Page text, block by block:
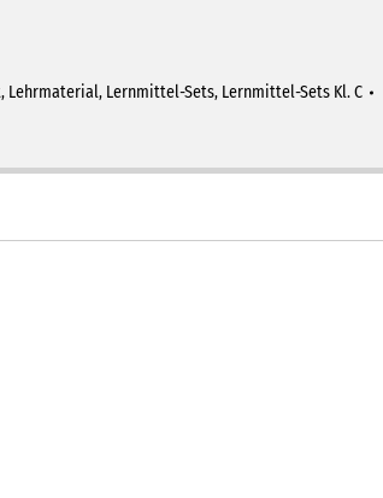
, Lehrmaterial, Lernmittel-Sets, Lernmittel-Sets Kl. C